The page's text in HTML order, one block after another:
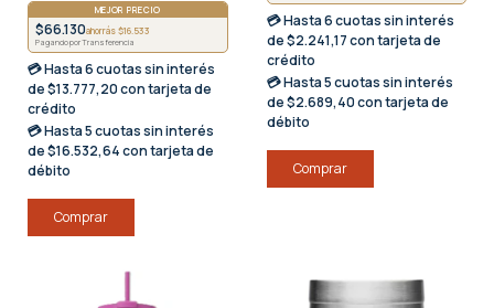
MEJOR PRECIO
$66.130ahorrás $16.533
Pagando por Transferencia
💳 Hasta6 cuotas sin interés
de $13.777,20 con tarjeta de
crédito
💳 Hasta5 cuotas sin interés
de $16.532,64 con tarjeta de
débito
Comprar
💳 Hasta6 cuotas sin interés
de $2.241,17 con tarjeta de
crédito
💳 Hasta5 cuotas sin interés
de $2.689,40 con tarjeta de
débito